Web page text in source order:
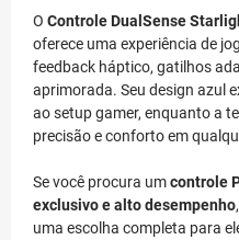
O Controle DualSense
oferece uma experiência de
feedback háptico, gatilhos
aprimorada. Seu design azul
ao setup gamer, enquanto a
precisão e conforto em
Se você procura umcontrole
exclusivo e alto desempenho
uma escolha completa para